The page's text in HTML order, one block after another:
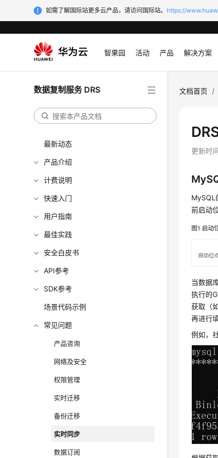
如需了解国际站更多云产品，请访问国际站。 https://
智果园 活动 产品 解决方案
数据复制服务 DRS
最新动态
产品介绍
计费说明
快速入门
用户指南
最佳实践
安全白皮书
API参考
SDK参考
场景代码示例
常见问题
产品咨询
网络及安全
权限管理
实时迁移
备份迁移
实时同步
数据订阅
文档首页 /
更新时间
MySQL
前启动
图1启动
当数据
执行的
获取（
再进行
例如，